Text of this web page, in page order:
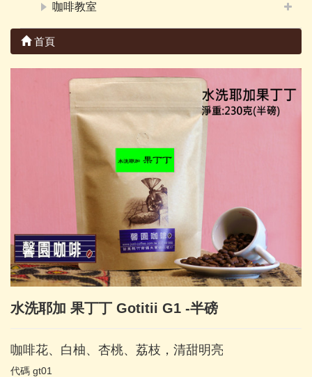
咖啡教室
首頁
水洗耶加 果丁丁 Gotitii G1 -半磅
咖啡花、白柚、杏桃、荔枝，清甜明亮
代碼 gt01